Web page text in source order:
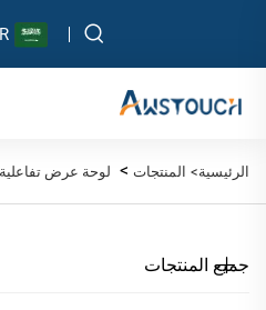
الرئيسية> المنتجات > لوحة عرض تفاعلية
جميع المنتجات